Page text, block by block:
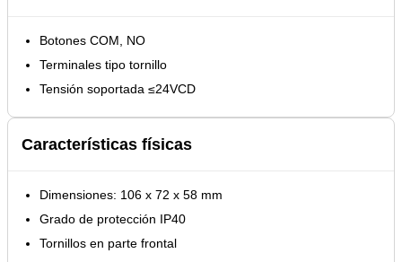
Botones COM, NO
Terminales tipo tornillo
Tensión soportada ≤24VCD
Características físicas
Dimensiones: 106 x 72 x 58 mm
Grado de protección IP40
Tornillos en parte frontal